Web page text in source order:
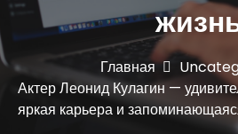
Главная
Актер Леонид Кулагин —
яркая карьера и